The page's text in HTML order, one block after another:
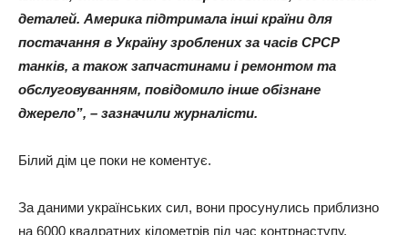
деталей. Америка підтримала інші країни для
постачання в Україну зроблених за часів СРСР
танків, а також запчастинами і ремонтом та
обслуговуванням, повідомило інше обізнане
джерело”, – зазначили журналісти.
Білий дім це поки не коментує.
За даними українських сил, вони просунулись приблизно
на 6000 квадратних кілометрів під час контрнаступу,